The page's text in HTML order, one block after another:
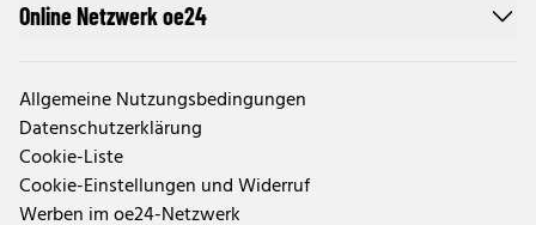
Online Netzwerk oe24
Allgemeine Nutzungsbedingungen
Datenschutzerklärung
Cookie-Liste
Cookie-Einstellungen und Widerruf
Werben im oe24-Netzwerk